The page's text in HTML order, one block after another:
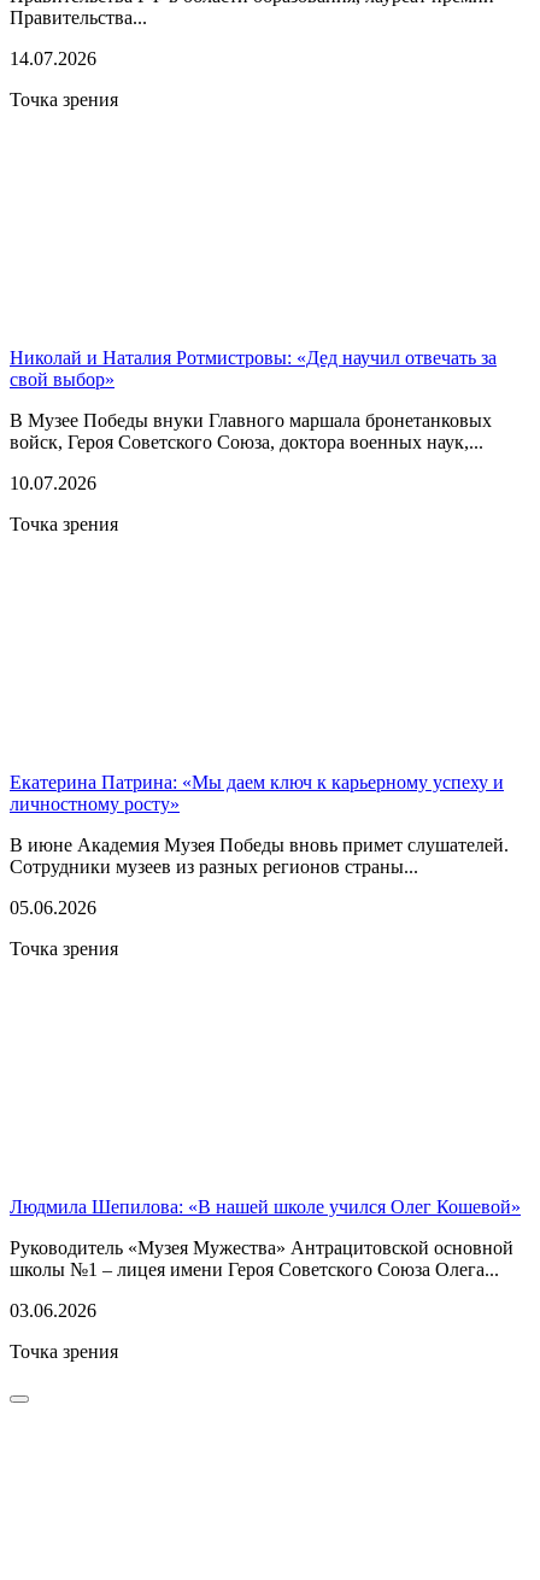
Правительства...
14.07.2026
Точка зрения
Николай и Наталия Ротмистровы: «Дед научил отвечать за
свой выбор»
В Музее Победы внуки Главного маршала бронетанковых
войск, Героя Советского Союза, доктора военных наук,...
10.07.2026
Точка зрения
Екатерина Патрина: «Мы даем ключ к карьерному успеху и
личностному росту»
В июне Академия Музея Победы вновь примет слушателей.
Сотрудники музеев из разных регионов страны...
05.06.2026
Точка зрения
Людмила Шепилова: «В нашей школе учился Олег Кошевой»
Руководитель «Музея Мужества» Антрацитовской основной
школы №1 – лицея имени Героя Советского Союза Олега...
03.06.2026
Точка зрения